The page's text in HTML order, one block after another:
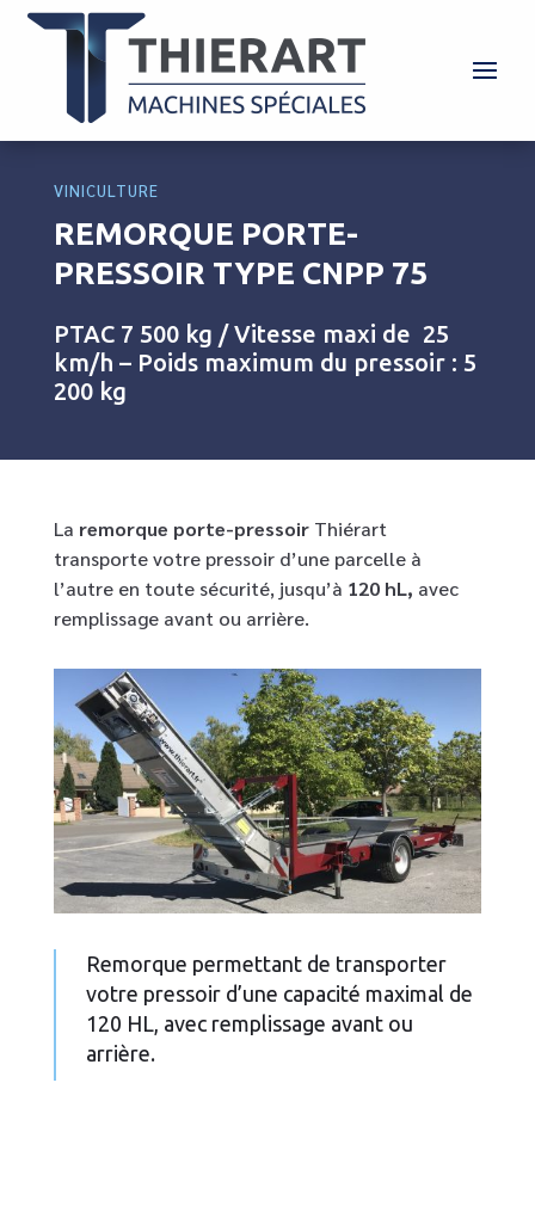
VINICULTURE
REMORQUE PORTE-
PRESSOIR TYPE CNPP 75
PTAC 7 500 kg / Vitesse maxi de 25
km/h – Poids maximum du pressoir : 5
200 kg
La remorque porte-pressoirThiérart
transporte votre pressoir d’une parcelle à
l’autre en toute sécurité, jusqu’à 120 hL, avec
remplissage avant ou arrière.
Remorque permettant de transporter
votre pressoir d’une capacité maximal de
120 HL, avec remplissage avant ou
arrière.